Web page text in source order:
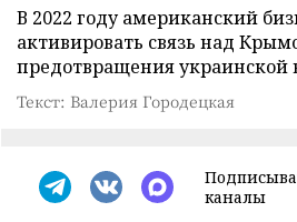
В 2022 году американский
активировать связь над
предотвращения украинской
Текст: Валерия Городецкая
каналы